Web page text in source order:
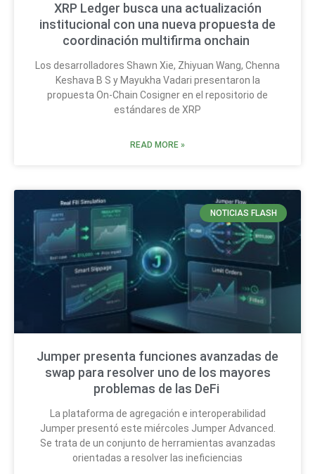
XRP Ledger busca una actualización
institucional con una nueva propuesta de
coordinación multifirma onchain
Los desarrolladores Shawn Xie, Zhiyuan Wang, Chenna
Keshava B S y Mayukha Vadari presentaron la
propuesta On-Chain Cosigner en el repositorio de
estándares de XRP
READ MORE »
NOTICIAS FLASH
Jumper presenta funciones avanzadas de
swap para resolver uno de los mayores
problemas de las DeFi
La plataforma de agregación e interoperabilidad
Jumper presentó este miércoles Jumper Advanced.
Se trata de un conjunto de herramientas avanzadas
orientadas a resolver las ineficiencias